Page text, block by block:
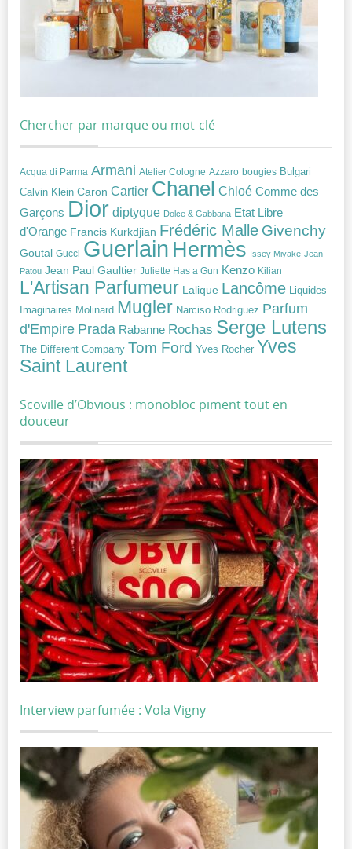
Chercher par marque ou mot-clé
Acqua di Parma Armani Atelier Cologne Azzaro bougies Bulgari
Calvin Klein Caron Cartier Chanel Chloé Comme des
Garçons Dior diptyque Dolce & Gabbana Etat Libre
d'Orange Francis Kurkdjian Frédéric Malle Givenchy
Goutal Gucci Guerlain Hermès Issey Miyake Jean
Patou Jean Paul Gaultier Juliette Has a Gun Kenzo Kilian
L'Artisan Parfumeur Lalique Lancôme Liquides
Imaginaires Molinard Mugler Narciso Rodriguez Parfum
d'Empire Prada Rabanne Rochas Serge Lutens
The Different Company Tom Ford Yves Rocher Yves
Saint Laurent
Scoville d’Obvious : monobloc piment tout en
douceur
Interview parfumée : Vola Vigny